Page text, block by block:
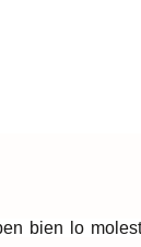
bien lo